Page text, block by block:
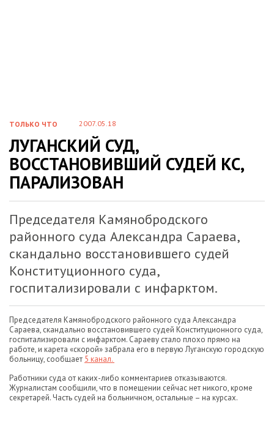
ТОЛЬКО ЧТО 2007.05.18
ЛУГАНСКИЙ СУД,
ВОССТАНОВИВШИЙ СУДЕЙ КС,
ПАРАЛИЗОВАН
Председателя Камянобродского
районного суда Александра Сараева,
скандально восстановившего судей
Конституционного суда,
госпитализировали с инфарктом.
Председателя Камянобродского районного суда Александра
Сараева, скандально восстановившего судей Конституционного суда,
госпитализировали с инфарктом. Сараеву стало плохо прямо на
работе, и карета «скорой» забрала его в первую Луганскую городскую
больницу, сообщает 5 канал.
Работники суда от каких-либо комментариев отказываются.
Журналистам сообщили, что в помещении сейчас нет никого, кроме
секретарей. Часть судей на больничном, остальные – на курсах.